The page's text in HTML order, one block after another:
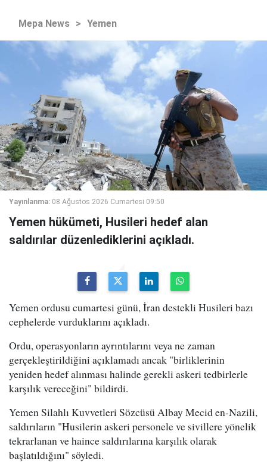
Mepa News > Yemen
Yayınlanma: 08 Ağustos 2026 Cumartesi 09:50
Yemen hükümeti, Husileri hedef alan
saldırılar düzenlediklerini açıkladı.
Yemen ordusu cumartesi günü, İran destekli Husileri bazı
cephelerde vurduklarını açıkladı.
Ordu, operasyonların ayrıntılarını veya ne zaman
gerçekleştirildiğini açıklamadı ancak "birliklerinin
yeniden hedef alınması halinde gerekli askeri tedbirlerle
karşılık vereceğini" bildirdi.
Yemen Silahlı Kuvvetleri Sözcüsü Albay Mecid en-Nazili,
saldırıların "Husilerin askeri personele ve sivillere yönelik
tekrarlanan ve haince saldırılarına karşılık olarak
başlatıldığını" söyledi.